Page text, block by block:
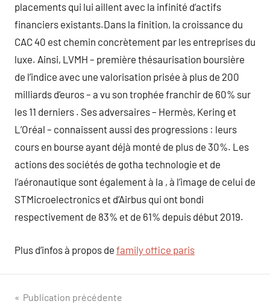
placements qui lui aillent avec la infinité d’actifs
financiers existants.Dans la finition, la croissance du
CAC 40 est chemin concrètement par les entreprises du
luxe. Ainsi, LVMH – première thésaurisation boursière
de l’indice avec une valorisation prisée à plus de 200
milliards d’euros – a vu son trophée franchir de 60% sur
les 11 derniers . Ses adversaires – Hermès, Kering et
L’Oréal – connaissent aussi des progressions : leurs
cours en bourse ayant déjà monté de plus de 30%. Les
actions des sociétés de gotha technologie et de
l’aéronautique sont également à la , à l’image de celui de
STMicroelectronics et d’Airbus qui ont bondi
respectivement de 83% et de 61% depuis début 2019.
Plus d’infos à propos de family office paris
Navigation
Publication précédente